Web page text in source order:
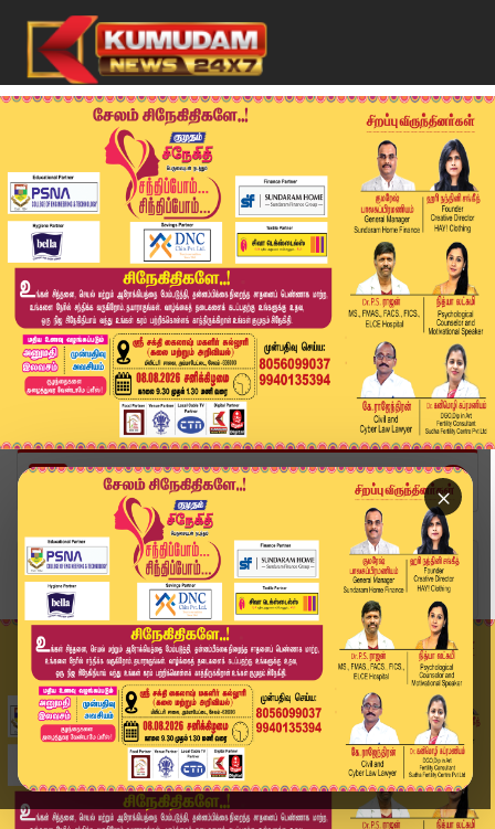
×
Home
வீடியோ ஸ்டோரி
பியூஷ் கோயல் – எடப்பாடி பழனிசாமி சந்திப்பு... த...